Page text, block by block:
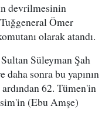
devrilmesinin
Ömer
olarak atandı.
Süleyman Şah
daha sonra bu yapının
62. Tümen'in
(Ebu Amşe)